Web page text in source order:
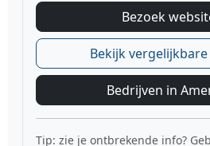
Bezoek
Bekijk
Bedrijven in
Tip: zie je ontbrekende info?